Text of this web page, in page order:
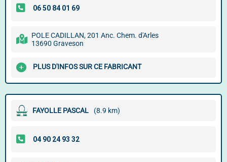
POLE CADILLAN, 201 Anc. Chem. d'Arles
13690 Graveson
PLUS D'INFOS SUR CE FABRICANT
FAYOLLE PASCAL (8.9 km)